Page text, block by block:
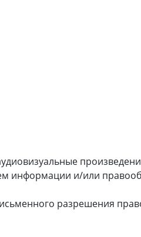
информации и/или
разрешения